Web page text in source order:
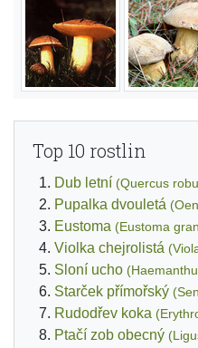
Top 10 rostlin
Dub letní (Quercus
Pupalka dvouletá
Eustoma (Eustoma
Violka chejrolistá
Sloní ucho
Starček přímořský
Rudodřev koka
Ptačí zob obecný